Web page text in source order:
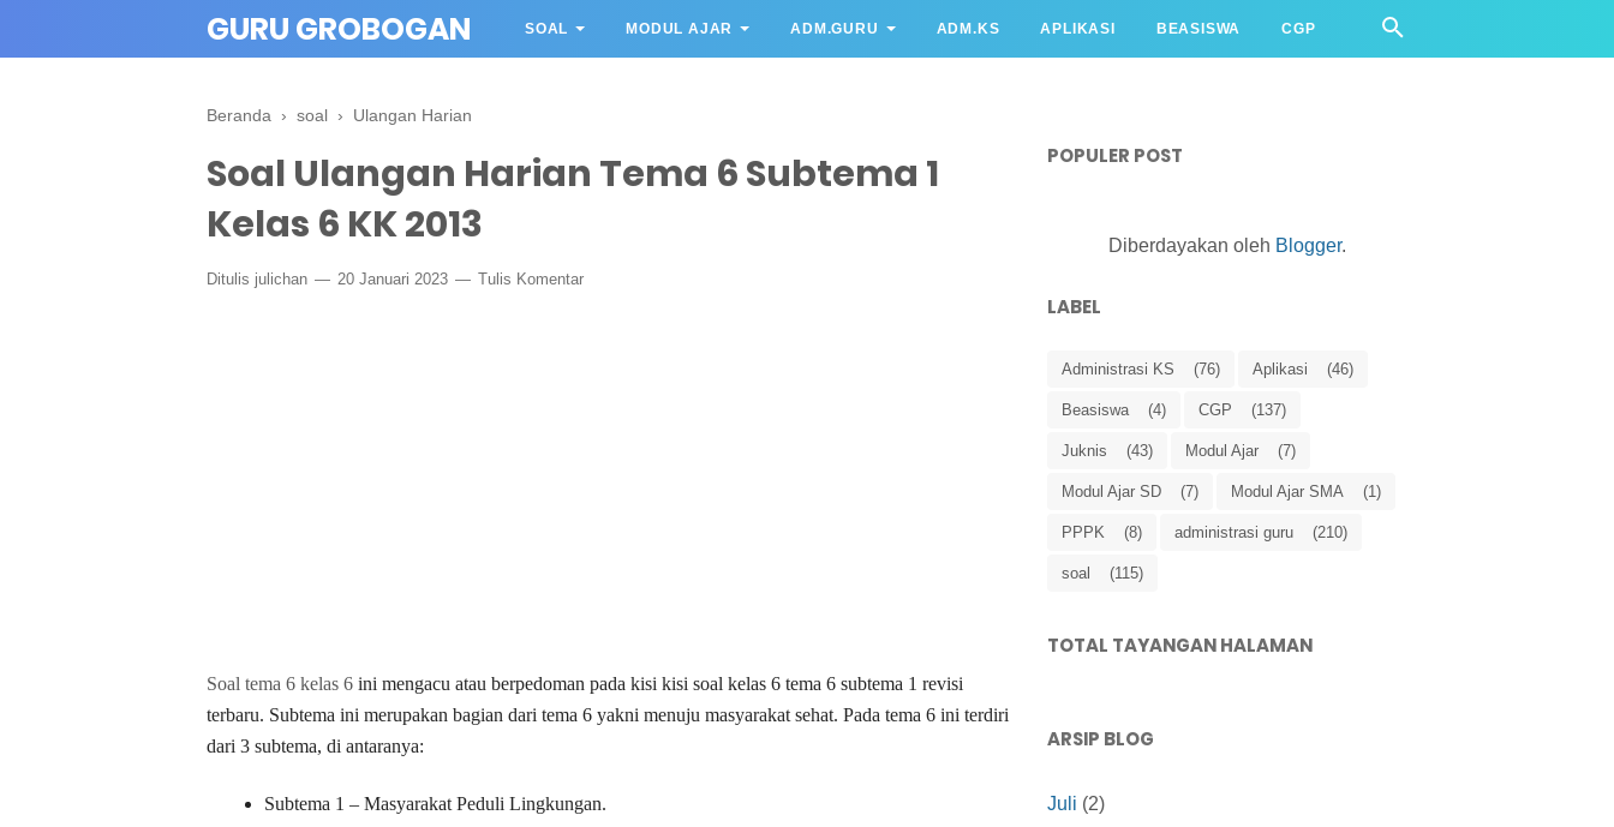
GURU GROBOGAN SOAL MODUL AJAR ADM.GURU ADM.KS APLIKASI BEASISWA CGP
Beranda › soal › Ulangan Harian
Soal Ulangan Harian Tema 6 Subtema 1
Kelas 6 KK 2013
Ditulis julichan 20 Januari 2023 Tulis Komentar
Soal tema 6 kelas 6 ini mengacu atau berpedoman pada kisi kisi soal kelas 6 tema 6 subtema 1 revisi
terbaru. Subtema ini merupakan bagian dari tema 6 yakni menuju masyarakat sehat. Pada tema 6 ini terdiri
dari 3 subtema, di antaranya:
Subtema 1 – Masyarakat Peduli Lingkungan.
POPULER POST
Diberdayakan oleh Blogger.
LABEL
Administrasi KS (76) Aplikasi (46)
Beasiswa (4) CGP (137)
Juknis (43) Modul Ajar (7)
Modul Ajar SD (7) Modul Ajar SMA (1)
PPPK (8) administrasi guru (210)
soal (115)
TOTAL TAYANGAN HALAMAN
ARSIP BLOG
Juli (2)